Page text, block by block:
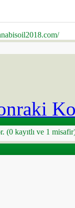
(0 kayıtlı ve 1